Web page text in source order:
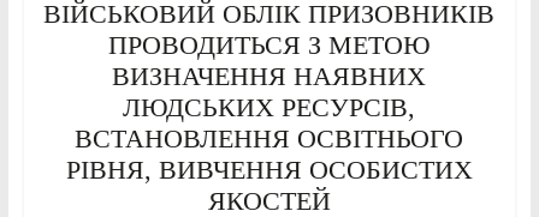
ВІЙСЬКОВИЙ ОБЛІК ПРИЗОВНИКІВ
ПРОВОДИТЬСЯ З МЕТОЮ
ВИЗНАЧЕННЯ НАЯВНИХ
ЛЮДСЬКИХ РЕСУРСІВ,
ВСТАНОВЛЕННЯ ОСВІТНЬОГО
РІВНЯ, ВИВЧЕННЯ ОСОБИСТИХ
ЯКОСТЕЙ